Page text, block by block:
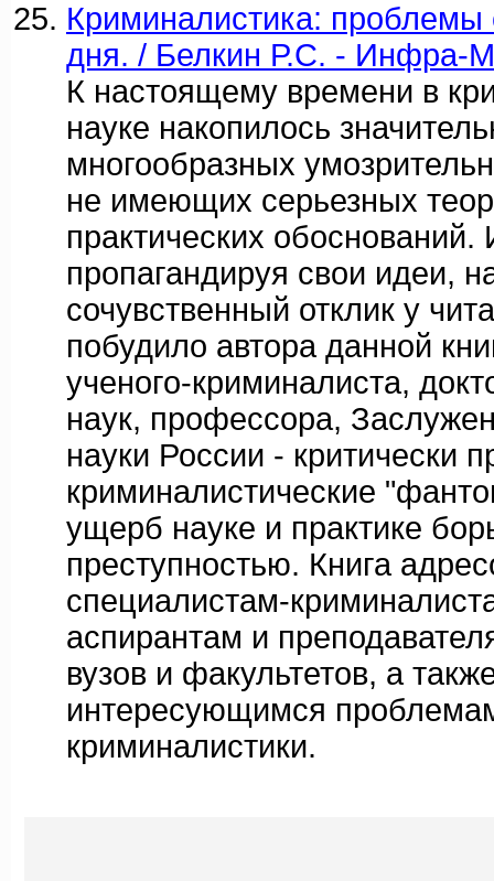
Криминалистика: проблемы
дня. / Белкин Р.С. - Инфра-
К настоящему времени в
науке накопилось
многообразных
не имеющих серьезных
практических обоснований.
пропагандируя свои идеи,
сочувственный отклик у
побудило автора данной
ученого-криминалиста,
наук, профессора,
науки России - критически
криминалистические
ущерб науке и практике
преступностью. Книга
специалистам-
аспирантам и
вузов и факультетов, а
интересующимся
криминалистики.